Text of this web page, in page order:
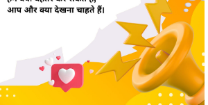
Radio Veritas Asia © 2022